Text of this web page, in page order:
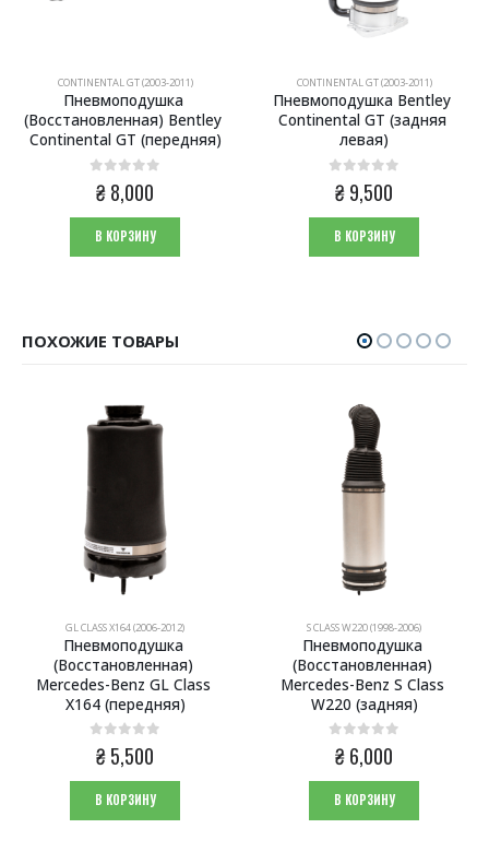
CONTINENTAL GT (2003-2011)
Пневмоподушка
(Восстановленная) Bentley
Continental GT (передняя)
0из 5
₴8,000
В КОРЗИНУ
CONTINENTAL GT (2003-2011)
Пневмоподушка Bentley
Continental GT (задняя
левая)
0из 5
₴9,500
В КОРЗИНУ
ПОХОЖИЕ ТОВАРЫ
GL CLASS X164 (2006-2012)
Пневмоподушка
(Восстановленная)
Mercedes-Benz GL Class
X164 (передняя)
0из 5
₴5,500
В КОРЗИНУ
S CLASS W220 (1998-2006)
Пневмоподушка
(Восстановленная)
Mercedes-Benz S Class
W220 (задняя)
0из 5
₴6,000
В КОРЗИНУ